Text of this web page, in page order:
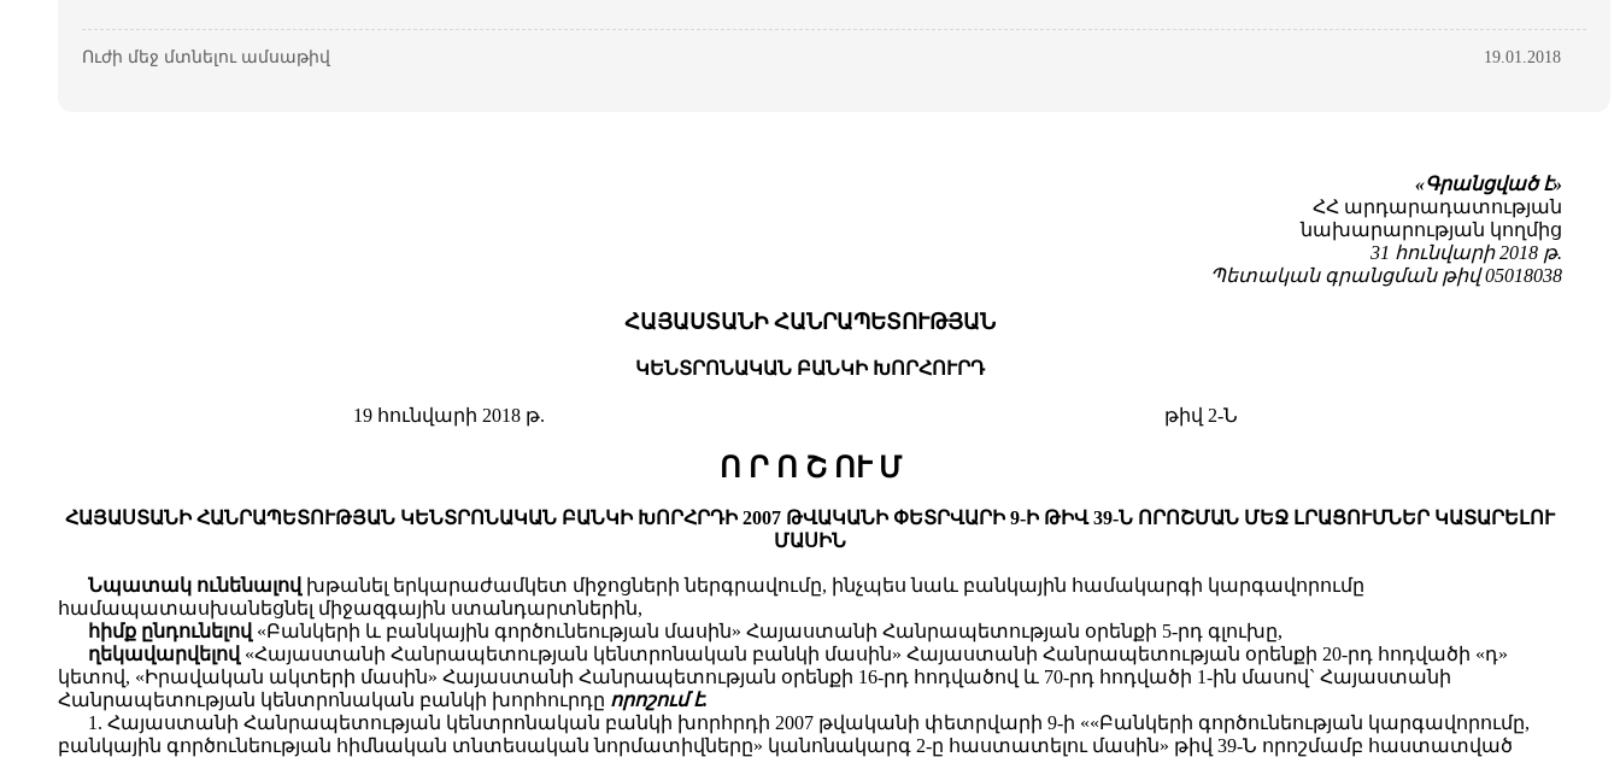
Ուժի մեջ մտնելու ամսաթիվ 19.01.2018
«Գրանցված է»
ՀՀ արդարադատության
նախարարության կողմից
31 հունվարի 2018 թ.
Պետական գրանցման թիվ 05018038
ՀԱՅԱՍՏԱՆԻ ՀԱՆՐԱՊԵՏՈՒԹՅԱՆ
ԿԵՆՏՐՈՆԱԿԱՆ ԲԱՆԿԻ ԽՈՐՀՈՒՐԴ
19 հունվարի 2018 թ. թիվ 2-Ն
Ո Ր Ո Շ ՈՒ Մ
ՀԱՅԱՍՏԱՆԻ ՀԱՆՐԱՊԵՏՈՒԹՅԱՆ ԿԵՆՏՐՈՆԱԿԱՆ ԲԱՆԿԻ ԽՈՐՀՐԴԻ 2007 ԹՎԱԿԱՆԻ ՓԵՏՐՎԱՐԻ 9-Ի ԹԻՎ 39-Ն ՈՐՈՇՄԱՆ ՄԵՋ ԼՐԱՑՈՒՄՆԵՐ ԿԱՏԱՐԵԼՈՒ
ՄԱՍԻՆ
Նպատակ ունենալով խթանել երկարաժամկետ միջոցների ներգրավումը, ինչպես նաև բանկային համակարգի կարգավորումը
համապատասխանեցնել միջազգային ստանդարտներին,
հիմք ընդունելով «Բանկերի և բանկային գործունեության մասին» Հայաստանի Հանրապետության օրենքի 5-րդ գլուխը,
ղեկավարվելով «Հայաստանի Հանրապետության կենտրոնական բանկի մասին» Հայաստանի Հանրապետության օրենքի 20-րդ հոդվածի «դ»
կետով, «Իրավական ակտերի մասին» Հայաստանի Հանրապետության օրենքի 16-րդ հոդվածով և 70-րդ հոդվածի 1-ին մասով` Հայաստանի
Հանրապետության կենտրոնական բանկի խորհուրդը որոշումէ.
1. Հայաստանի Հանրապետության կենտրոնական բանկի խորհրդի 2007 թվականի փետրվարի 9-ի ««Բանկերի գործունեության կարգավորումը,
բանկային գործունեության հիմնական տնտեսական նորմատիվները» կանոնակարգ 2-ը հաստատելու մասին» թիվ 39-Ն որոշմամբ հաստատված